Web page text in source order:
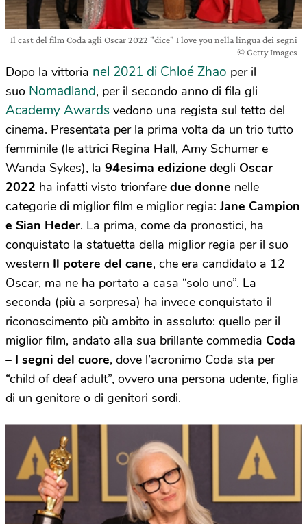
Il cast del film Coda agli Oscar 2022 "dice" I love you nella lingua dei segni
© Getty Images
Dopo la vittoria nel 2021 di Chloé Zhao per il
suo Nomadland, per il secondo anno di fila gli
Academy Awards vedono una regista sul tetto del
cinema. Presentata per la prima volta da un trio tutto
femminile (le attrici Regina Hall, Amy Schumer e
Wanda Sykes), la 94esima edizione degli Oscar
2022 ha infatti visto trionfare due donne nelle
categorie di miglior film e miglior regia:Jane Campion
e Sian Heder. La prima, come da pronostici, ha
conquistato la statuetta della miglior regia per il suo
western Il potere del cane, che era candidato a 12
Oscar, ma ne ha portato a casa “solo uno”. La
seconda (più a sorpresa) ha invece conquistato il
riconoscimento più ambito in assoluto: quello per il
miglior film, andato alla sua brillante commedia Coda
– I segni del cuore, dove l’acronimo Coda sta per
“child of deaf adult”, ovvero una persona udente, figlia
di un genitore o di genitori sordi.